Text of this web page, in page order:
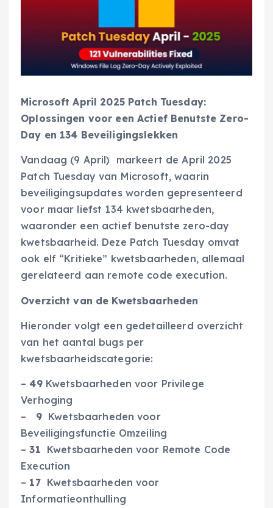
Microsoft April 2025 Patch Tuesday:
Oplossingen voor een Actief Benutste Zero-
Day en 134 Beveiligingslekken
Vandaag (9 April) markeert de April 2025
Patch Tuesday van Microsoft, waarin
beveiligingsupdates worden gepresenteerd
voor maar liefst 134 kwetsbaarheden,
waaronder een actief benutste zero-day
kwetsbaarheid. Deze Patch Tuesday omvat
ook elf “Kritieke” kwetsbaarheden, allemaal
gerelateerd aan remote code execution.
Overzicht van de Kwetsbaarheden
Hieronder volgt een gedetailleerd overzicht
van het aantal bugs per
kwetsbaarheidscategorie:
– 49Kwetsbaarheden voor Privilege
Verhoging
– 9Kwetsbaarheden voor
Beveiligingsfunctie Omzeiling
–31 Kwetsbaarheden voor Remote Code
Execution
– 17Kwetsbaarheden voor
Informatieonthulling